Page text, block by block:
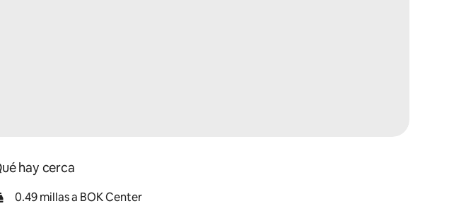
hay cerca
0.49 millas a BOK Center